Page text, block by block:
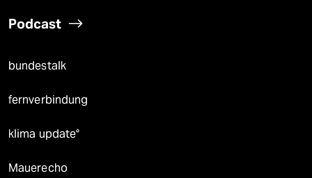
Podcast
bundestalk
fernverbindung
klima update°
Mauerecho